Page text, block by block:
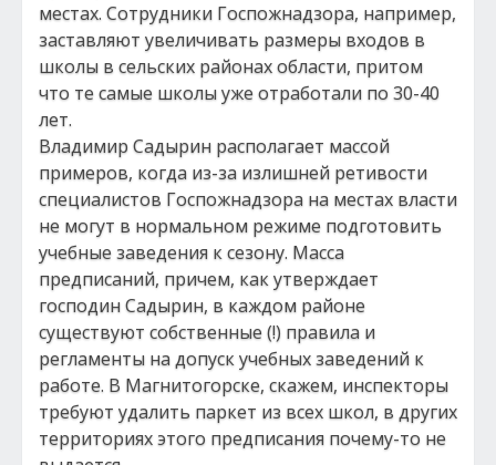
местах. Сотрудники Госпожнадзора, например,
заставляют увеличивать размеры входов в
школы в сельских районах области, притом
что те самые школы уже отработали по 30-40
лет.
Владимир Садырин располагает массой
примеров, когда из-за излишней ретивости
специалистов Госпожнадзора на местах власти
не могут в нормальном режиме подготовить
учебные заведения к сезону. Масса
предписаний, причем, как утверждает
господин Садырин, в каждом районе
существуют собственные (!) правила и
регламенты на допуск учебных заведений к
работе. В Магнитогорске, скажем, инспекторы
требуют удалить паркет из всех школ, в других
территориях этого предписания почему-то не